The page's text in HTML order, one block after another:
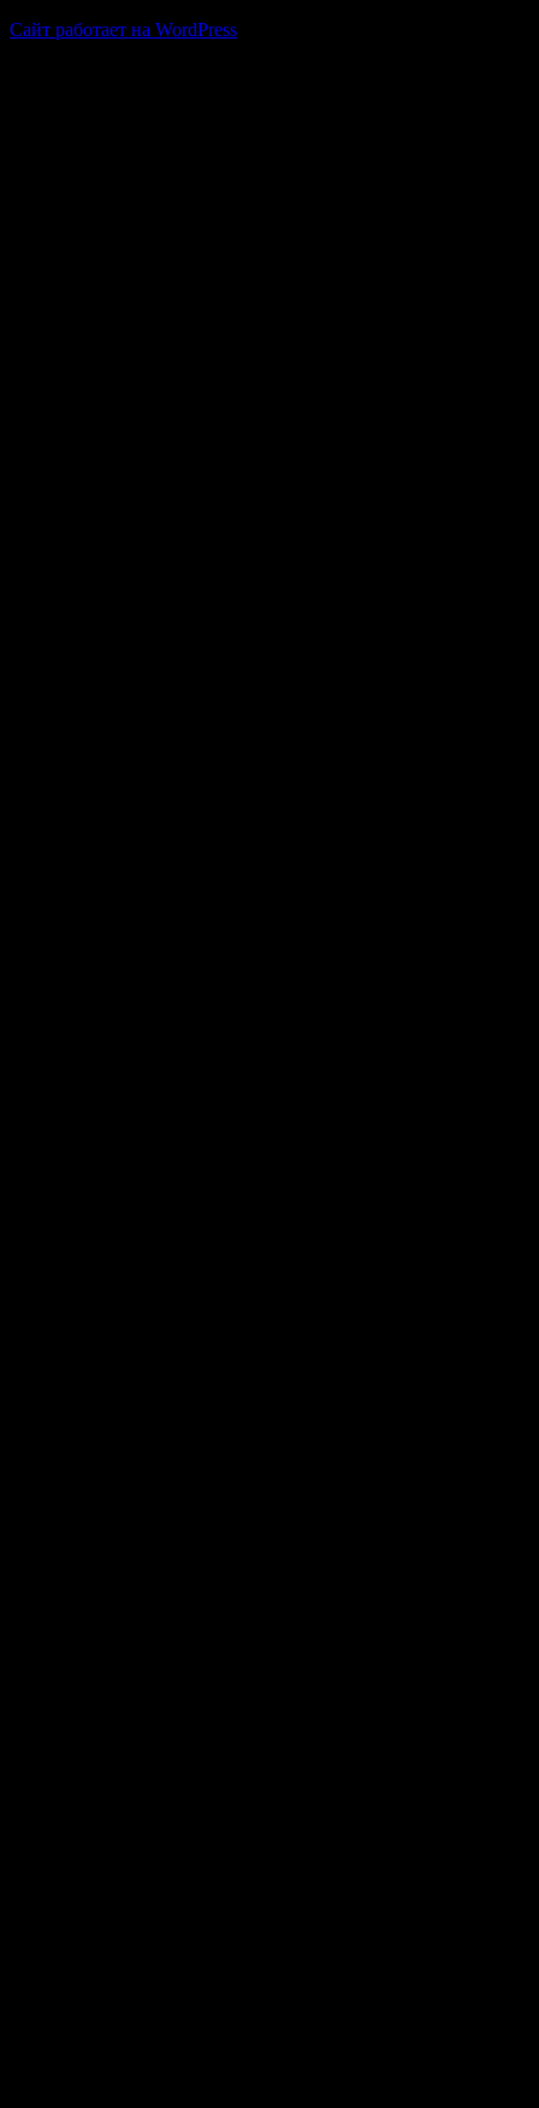
Сайт работает на WordPress